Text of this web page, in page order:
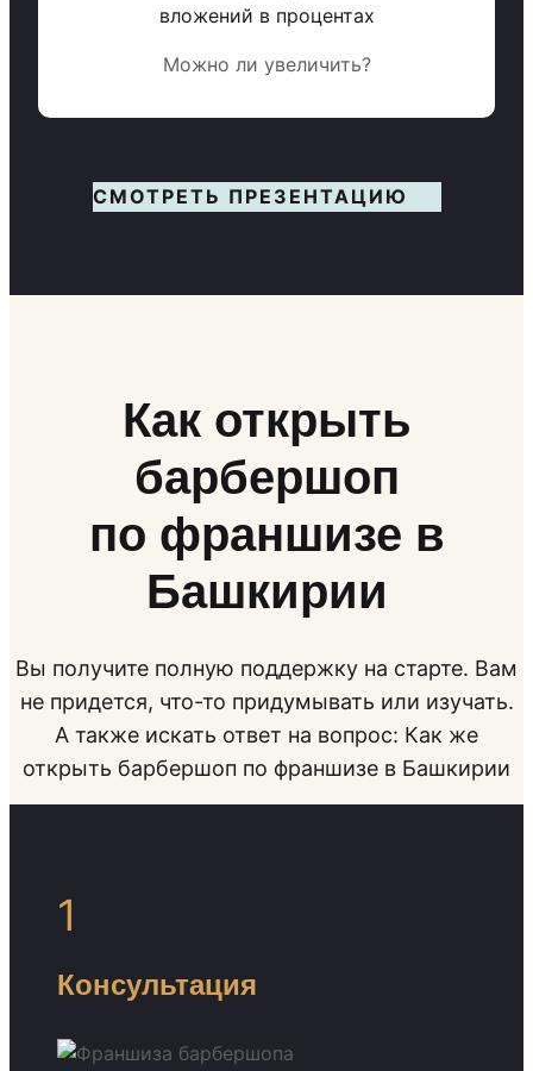
вложений в процентах
Можно ли увеличить?
СМОТРЕТЬ ПРЕЗЕНТАЦИЮ
Как открыть
барбершоп
по франшизе в
Башкирии
Вы получите полную поддержку на старте. Вам
не придется, что-то придумывать или изучать.
А также искать ответ на вопрос: Как же
открыть барбершоп по франшизе в Башкирии
1
Консультация